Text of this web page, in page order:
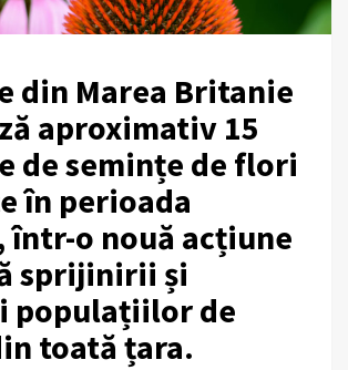
din Marea Britanie
aproximativ 15
de semințe de flori
în perioada
într-o nouă acțiune
sprijinirii și
populațiilor de
toată țara.